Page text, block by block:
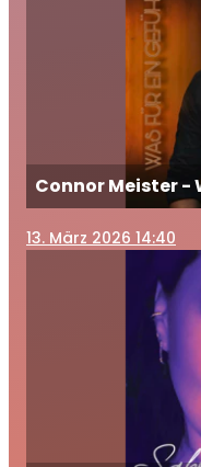
Connor Meister -
13. März 2026 14:40